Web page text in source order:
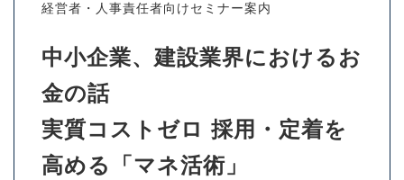
経営者・人事責任者向けセミナー案内
中小企業、建設業界におけるお
金の話
実質コストゼロ 採用・定着を
高める「マネ活術」